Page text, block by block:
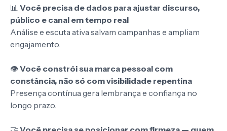
📊 Você precisa de dados para ajustar discurso,
público e canal em tempo real
Análise e escuta ativa salvam campanhas e ampliam
engajamento.
👁️Você constrói sua marca pessoal com
constância, não só com visibilidade repentina
Presença contínua gera lembrança e confiança no
longo prazo.